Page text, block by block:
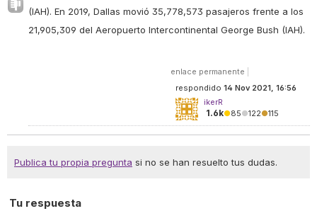
(IAH). En 2019, Dallas movió 35,778,573 pasajeros frente a los
21,905,309 del Aeropuerto Intercontinental George Bush (IAH).
enlace permanente
respondido 14 Nov 2021, 16:56
ikerR
1.6k●85●122●115
Publica tu propia pregunta si no se han resuelto tus dudas.
Tu respuesta